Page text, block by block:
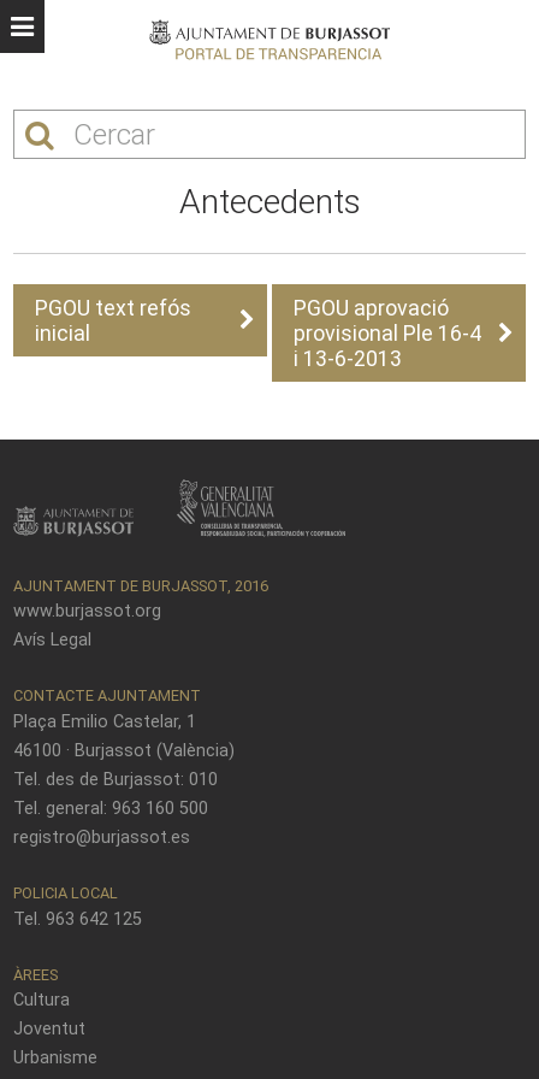
Antecedents
PGOU text refós
inicial
PGOU aprovació
provisional Ple 16-4
i 13-6-2013
AJUNTAMENT DE BURJASSOT, 2016
www.burjassot.org
Avís Legal
CONTACTE AJUNTAMENT
Plaça Emilio Castelar, 1
46100 · Burjassot (València)
Tel. des de Burjassot: 010
Tel. general: 963 160 500
registro@burjassot.es
POLICIA LOCAL
Tel. 963 642 125
ÀREES
Cultura
Joventut
Urbanisme